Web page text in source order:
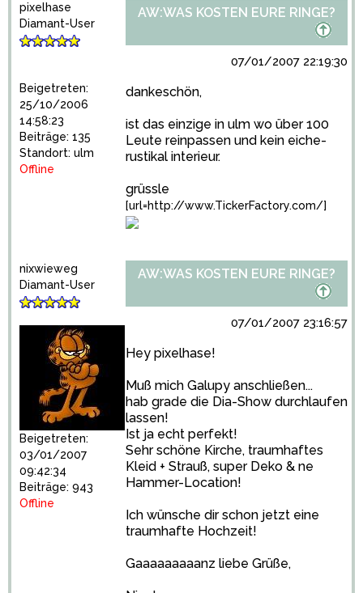
pixelhase
Diamant-User
Beigetreten:
25/10/2006
14:58:23
Beiträge: 135
Standort: ulm
Offline
AW:WAS KOSTEN EURE RINGE?
07/01/2007 22:19:30
dankeschön,
ist das einzige in ulm wo über 100
Leute reinpassen und kein eiche-
rustikal interieur.
grüssle
[url=http://www.TickerFactory.com/]
nixwieweg
Diamant-User
Beigetreten:
03/01/2007
09:42:34
Beiträge: 943
Offline
AW:WAS KOSTEN EURE RINGE?
07/01/2007 23:16:57
Hey pixelhase!
Muß mich Galupy anschließen...
hab grade die Dia-Show durchlaufen
lassen!
Ist ja echt perfekt!
Sehr schöne Kirche, traumhaftes
Kleid + Strauß, super Deko & ne
Hammer-Location!
Ich wünsche dir schon jetzt eine
traumhafte Hochzeit!
Gaaaaaaaaanz liebe Grüße,